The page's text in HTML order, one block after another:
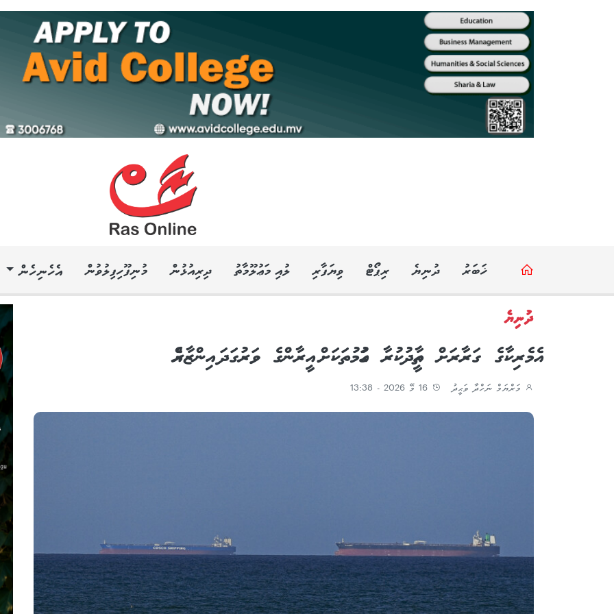
ޚަބަރު ދުނިޔެ ރިޕޯޓް ވިޔަފާރި ލުއި މަޢުލޫމާތު ދިރިއުޅުން މުނިފޫހިފިލުވުން އެހެނިހެން
ދުނިޔެ
އެމެރިކާގެ ގަރާރަށް ތާއީދުކުރާ ގައުމުތަކަށް އީރާންގެ ވަރުގަދަ އިންޒާރެއް
މަރްޔަމް ނަހްދާ ވަޙީދު